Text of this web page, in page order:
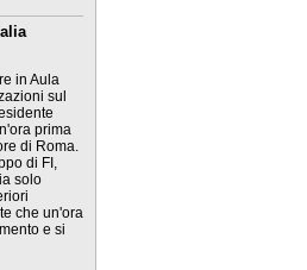
in Aula
sul
prima
di Roma.
di FI,
solo
che un'ora
e si